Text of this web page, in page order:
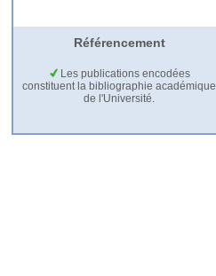
Référencement
Les publications encodées
constituent la bibliographie académique
de l'Université.